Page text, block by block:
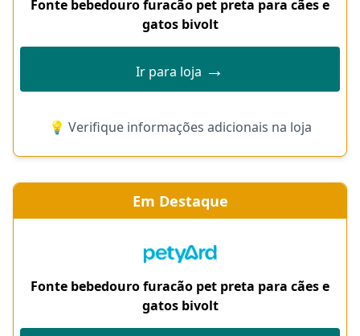
Fonte bebedouro furacão pet preta para cães e
gatos bivolt
Ir para loja →
💡 Verifique informações adicionais na loja
Em Destaque
Fonte bebedouro furacão pet preta para cães e
gatos bivolt